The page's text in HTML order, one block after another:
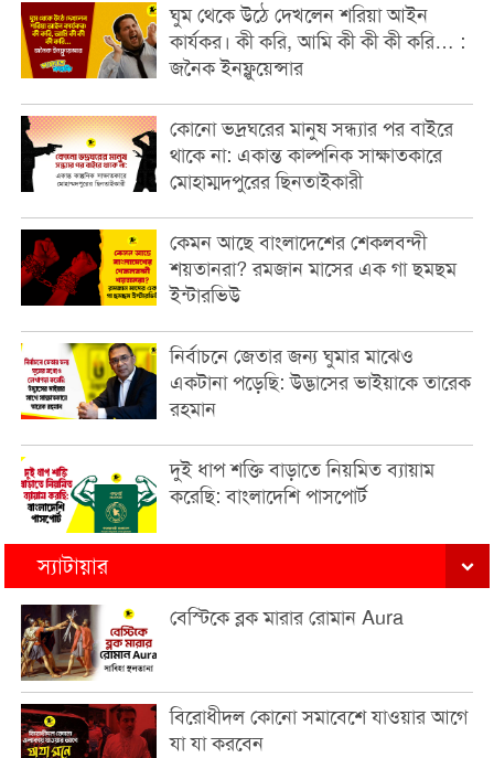
ঘুম থেকে উঠে দেখলেন শরিয়া আইন
কার্যকর। কী করি, আমি কী কী কী করি… :
জনৈক ইনফ্লুয়েন্সার
কোনো ভদ্রঘরের মানুষ সন্ধ্যার পর বাইরে
থাকে না: একান্ত কাল্পনিক সাক্ষাতকারে
মোহাম্মদপুরের ছিনতাইকারী
কেমন আছে বাংলাদেশের শেকলবন্দী
শয়তানরা? রমজান মাসের এক গা ছমছম
ইন্টারভিউ
নির্বাচনে জেতার জন্য ঘুমার মাঝেও
একটানা পড়েছি: উদ্ভাসের ভাইয়াকে তারেক
রহমান
দুই ধাপ শক্তি বাড়াতে নিয়মিত ব্যায়াম
করেছি: বাংলাদেশি পাসপোর্ট
স্যাটায়ার
বেস্টিকে ব্লক মারার রোমান Aura
বিরোধীদল কোনো সমাবেশে যাওয়ার আগে
যা যা করবেন